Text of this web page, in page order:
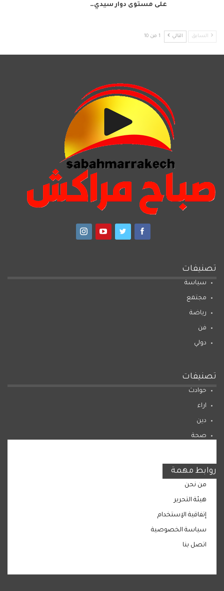
على مستوى دوار سيدي…
السابق التالي 1 من 10
تصنيفات
سياسة
مجتمع
رياضة
فن
دولي
تصنيفات
حوادث
اراء
دين
صحة
روابط مهمة
من نحن
هيئة التحرير
إتفاقية الإستخدام
سياسة الخصوصية
اتصل بنا